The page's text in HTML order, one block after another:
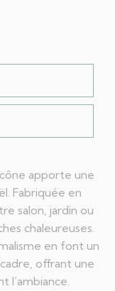
apporte une
Fabriquée en
salon, jardin ou
chaleureuses.
en font un
offrant une
l’ambiance.